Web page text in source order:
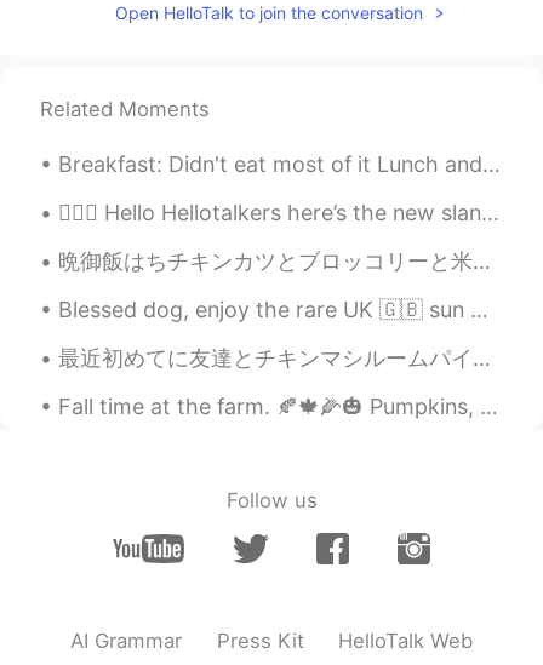
「不思議の国のアリス」のイルミネー
「不思議の国のアリス」のイルミネー
いきました。
すべての輝くキャラクターは素晴らし
すべての輝くキャラクターは素晴らし
。
Ai 2020.12.24 02:44
Open HelloTalk to join the conversation
Related Moments
Breakfast: Didn't eat most of it Lunch and dinner: Ate all of it and still hungry 😂😂😂 I don't th...
💁🏻‍♀️ Hello Hellotalkers here’s the new slang word of the day! Sleeping on When you’re not payin...
晩御飯はちチキンカツとブロッコリーと米を作りました。料理をしにやすかったでした。晩御飯は友達と食べました。友達が本当に美味しかったといました。料理が上手になりたいです。 For dinner ...
Blessed dog, enjoy the rare UK 🇬🇧 sun ☀️ Never lasts long enough, but it might be here again tom...
最近初めてに友達とチキンマシルームパイを作った😁 あと、新しいシェアメートは入った！優しい人。もうシェアハウスを掃除してくれた😍 今シェアハウスは家族雰囲気になった❤️ 日曜日は私の誕生日のでみ...
Fall time at the farm. 🍂🍁🌽🎃 Pumpkins, hay rides, apple cider, caramel apples, petting zoo and cor...
Follow us
AI Grammar Press Kit HelloTalk Web